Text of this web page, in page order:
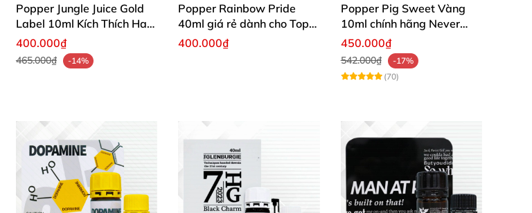
Popper Jungle Juice Gold
Label 10ml Kích Thích Ham
Muốn Mạnh
400.000₫
465.000₫ -14%
Popper Rainbow Pride
40ml giá rẻ dành cho Top
Bot
400.000₫
Popper Pig Sweet Vàng
10ml chính hãng Never
Fake It
450.000₫
542.000₫
-17%
(70)